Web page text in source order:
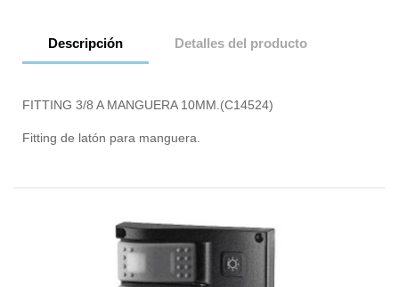
Descripción Detalles del producto
FITTING 3/8 A MANGUERA 10MM.(C14524)
Fitting de latón para manguera.